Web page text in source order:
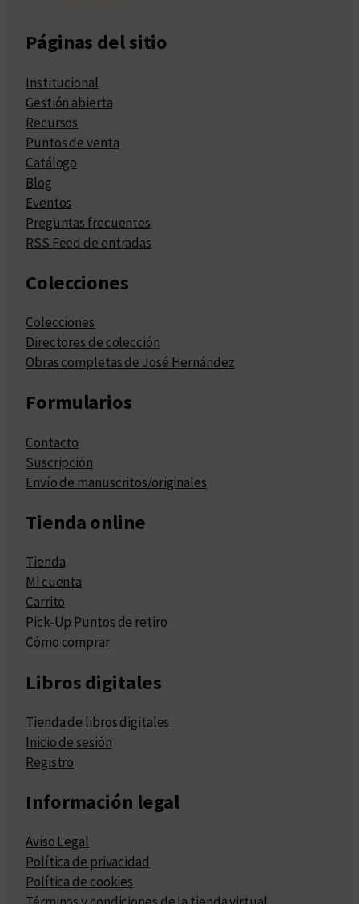
Páginas del sitio
Institucional
Gestión abierta
Recursos
Puntos de venta
Catálogo
Blog
Eventos
Preguntas frecuentes
RSS Feed de entradas
Colecciones
Colecciones
Directores de colección
Obras completas de José Hernández
Formularios
Contacto
Suscripción
Envío de manuscritos/originales
Tienda online
Tienda
Mi cuenta
Carrito
Pick-Up Puntos de retiro
Cómo comprar
Libros digitales
Tienda de libros digitales
Inicio de sesión
Registro
Información legal
Aviso Legal
Política de privacidad
Política de cookies